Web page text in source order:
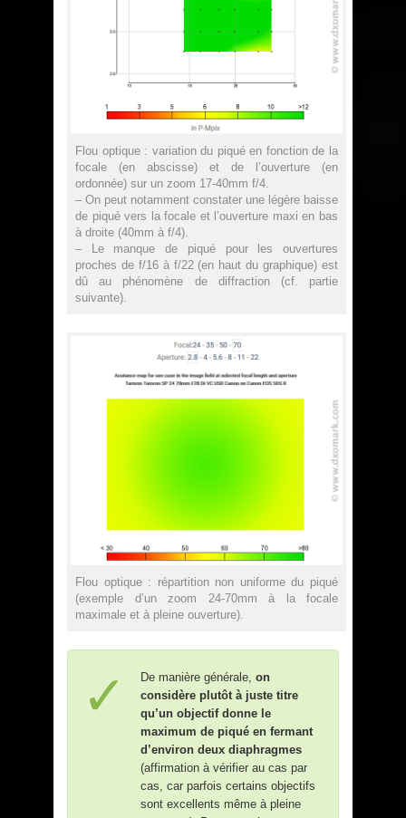
Flou optique : variation du piqué en fonction de la
focale (en abscisse) et de l’ouverture (en
ordonnée) sur un zoom 17-40mm f/4.
– On peut notamment constater une légère baisse
de piqué vers la focale et l’ouverture maxi en bas
à droite (40mm à f/4).
– Le manque de piqué pour les ouvertures
proches de f/16 à f/22 (en haut du graphique) est
dû au phénomène de diffraction (cf. partie
suivante).
Flou optique : répartition non uniforme du piqué
(exemple d’un zoom 24-70mm à la focale
maximale et à pleine ouverture).
De manière générale, on
considère plutôt à juste titre
qu’un objectif donne le
maximum de piqué en fermant
d’environ deux diaphragmes
(affirmation à vérifier au cas par
cas, car parfois certains objectifs
sont excellents même à pleine